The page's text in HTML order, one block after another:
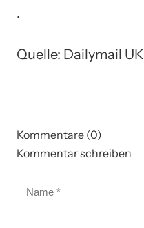
.
Quelle: Dailymail UK
Kommentare (0)
Kommentar schreiben